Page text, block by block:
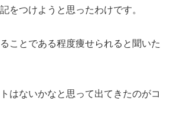
をつけようと思ったわけです。
ことである程度痩せられると聞いた
はないかなと思って出てきたのがコ